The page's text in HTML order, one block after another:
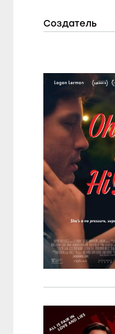
Создатель